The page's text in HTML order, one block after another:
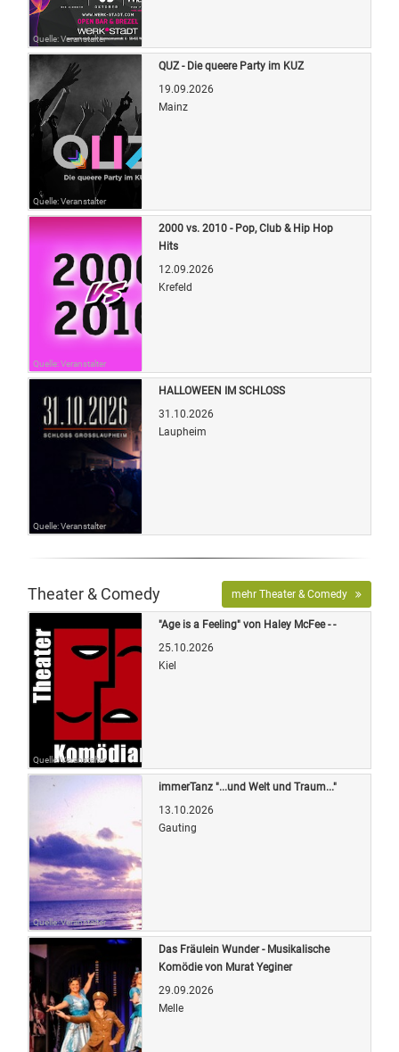
Quelle: Veranstalter
Quelle: Veranstalter
QUZ - Die queere Party im KUZ
19.09.2026
Mainz
Quelle: Veranstalter
2000 vs. 2010 - Pop, Club & Hip Hop
Hits
12.09.2026
Krefeld
Quelle: Veranstalter
HALLOWEEN IM SCHLOSS
31.10.2026
Laupheim
Theater & Comedy mehr Theater & Comedy
Quelle: Veranstalter
"Age is a Feeling" von Haley McFee - -
25.10.2026
Kiel
Quelle: Veranstalter
immerTanz "...und Welt und Traum..."
13.10.2026
Gauting
Das Fräulein Wunder - Musikalische
Komödie von Murat Yeginer
29.09.2026
Melle